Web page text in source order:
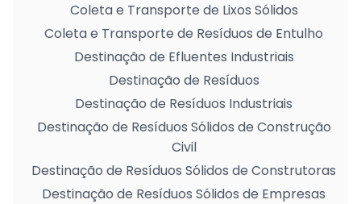
Coleta e Transporte de Lixos Sólidos
Coleta e Transporte de Resíduos de Entulho
Destinação de Efluentes Industriais
Destinação de Resíduos
Destinação de Resíduos Industriais
Destinação de Resíduos Sólidos de Construção
Civil
Destinação de Resíduos Sólidos de Construtoras
Destinação de Resíduos Sólidos de Empresas